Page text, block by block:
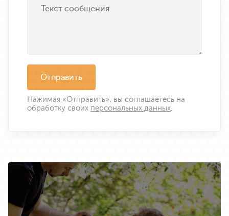
Отправить
Нажимая «Отправить», вы соглашаетесь на
обработку своих персональных данных.